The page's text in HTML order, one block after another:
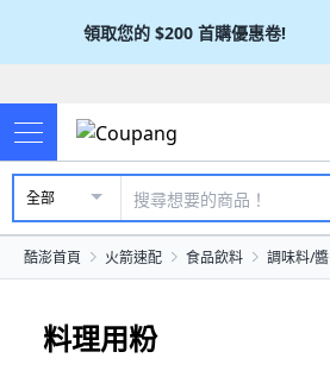
領取您的 $200 首購優惠卷!
全部
酷澎首頁 火箭速配 食品飲料 調味料/醬
料理用粉